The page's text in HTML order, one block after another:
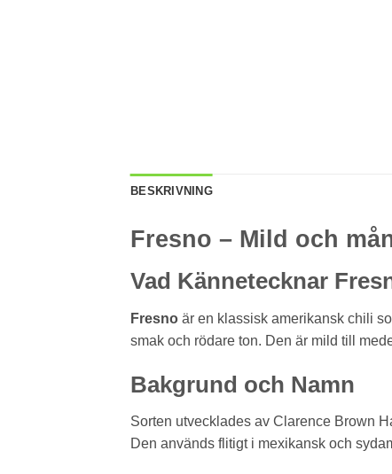
BESKRIVNING
Fresno – Mild och
Vad Kännetecknar
Fresno är en klassisk amerikansk chili
smak och rödare ton. Den är mild till
Bakgrund och Namn
Sorten utvecklades av Clarence Brown
Den används flitigt i mexikansk och